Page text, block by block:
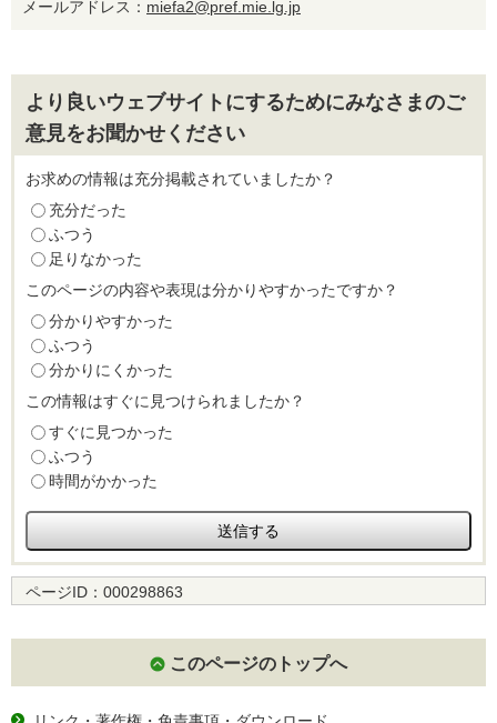
メールアドレス： miefa2@pref.mie.lg.jp
より良いウェブサイトにするためにみなさまのご
意見をお聞かせください
お求めの情報は充分掲載されていましたか？
充分だった
ふつう
足りなかった
このページの内容や表現は分かりやすかったですか？
分かりやすかった
ふつう
分かりにくかった
この情報はすぐに見つけられましたか？
すぐに見つかった
ふつう
時間がかかった
ページID： 000298863
このページのトップへ